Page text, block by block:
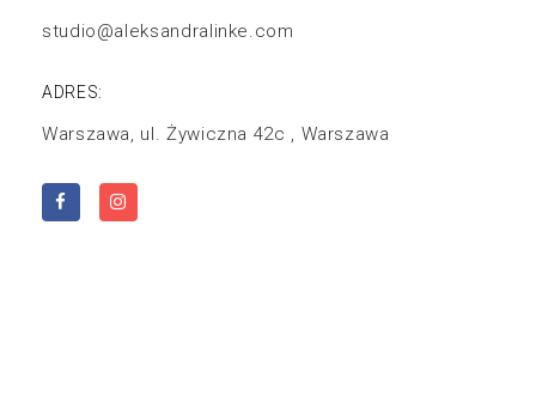
studio@aleksandralinke.com
ADRES:
Warszawa, ul. Żywiczna 42c , Warszawa